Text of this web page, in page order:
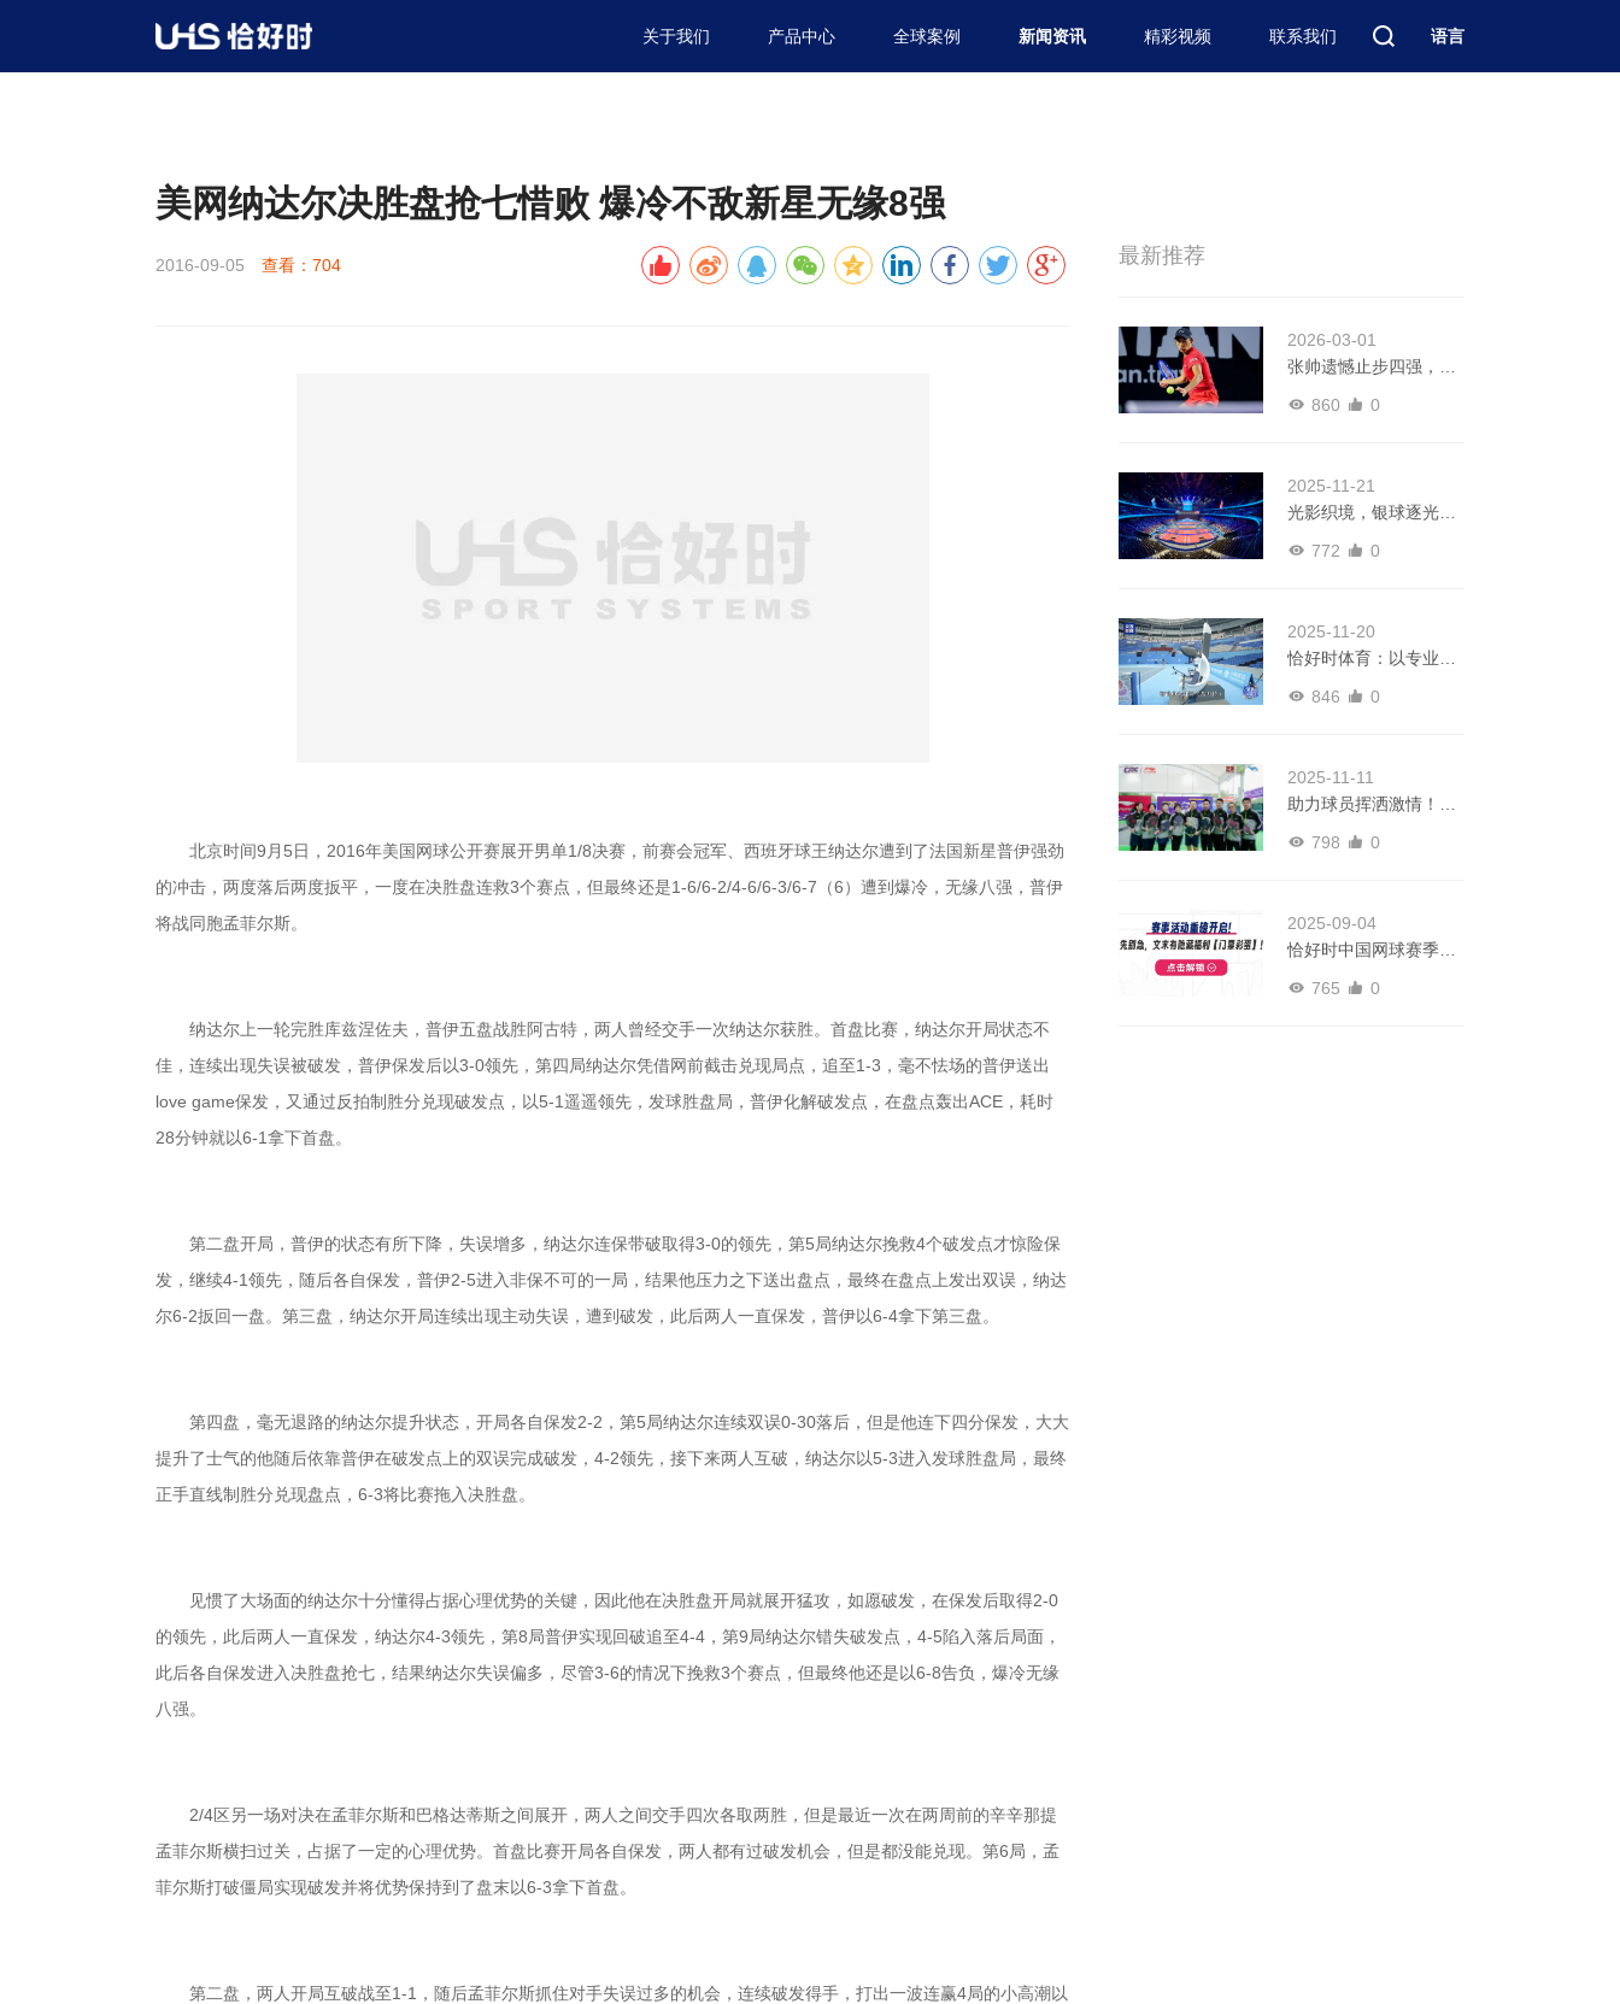
关于我们 产品中心 全球案例 新闻资讯 精彩视频 联系我们 语言
> 新闻资讯 > 赛事报道
美网纳达尔决胜盘抢七惜败 爆冷不敌新星无缘8强
2016-09-05查看：704
北京时间9月5日，2016年美国网球公开赛展开男单1/8决赛，前赛会冠军、西班牙球王纳达尔遭到了法国新星普伊强劲
的冲击，两度落后两度扳平，一度在决胜盘连救3个赛点，但最终还是1-6/6-2/4-6/6-3/6-7（6）遭到爆冷，无缘八强，普伊
将战同胞孟菲尔斯。
纳达尔上一轮完胜库兹涅佐夫，普伊五盘战胜阿古特，两人曾经交手一次纳达尔获胜。首盘比赛，纳达尔开局状态不
佳，连续出现失误被破发，普伊保发后以3-0领先，第四局纳达尔凭借网前截击兑现局点，追至1-3，毫不怯场的普伊送出
love game保发，又通过反拍制胜分兑现破发点，以5-1遥遥领先，发球胜盘局，普伊化解破发点，在盘点轰出ACE，耗时
28分钟就以6-1拿下首盘。
第二盘开局，普伊的状态有所下降，失误增多，纳达尔连保带破取得3-0的领先，第5局纳达尔挽救4个破发点才惊险保
发，继续4-1领先，随后各自保发，普伊2-5进入非保不可的一局，结果他压力之下送出盘点，最终在盘点上发出双误，纳达
尔6-2扳回一盘。第三盘，纳达尔开局连续出现主动失误，遭到破发，此后两人一直保发，普伊以6-4拿下第三盘。
第四盘，毫无退路的纳达尔提升状态，开局各自保发2-2，第5局纳达尔连续双误0-30落后，但是他连下四分保发，大大
提升了士气的他随后依靠普伊在破发点上的双误完成破发，4-2领先，接下来两人互破，纳达尔以5-3进入发球胜盘局，最终
正手直线制胜分兑现盘点，6-3将比赛拖入决胜盘。
见惯了大场面的纳达尔十分懂得占据心理优势的关键，因此他在决胜盘开局就展开猛攻，如愿破发，在保发后取得2-0
的领先，此后两人一直保发，纳达尔4-3领先，第8局普伊实现回破追至4-4，第9局纳达尔错失破发点，4-5陷入落后局面，
此后各自保发进入决胜盘抢七，结果纳达尔失误偏多，尽管3-6的情况下挽救3个赛点，但最终他还是以6-8告负，爆冷无缘
八强。
2/4区另一场对决在孟菲尔斯和巴格达蒂斯之间展开，两人之间交手四次各取两胜，但是最近一次在两周前的辛辛那提
孟菲尔斯横扫过关，占据了一定的心理优势。首盘比赛开局各自保发，两人都有过破发机会，但是都没能兑现。第6局，孟
菲尔斯打破僵局实现破发并将优势保持到了盘末以6-3拿下首盘。
第二盘，两人开局互破战至1-1，随后孟菲尔斯抓住对手失误过多的机会，连续破发得手，打出一波连赢4局的小高潮以
最新推荐
2026-03-01
张帅遗憾止步四强，全
860 0
2025-11-21
光影织境，银球逐光
772 0
2025-11-20
恰好时体育：以专业网
846 0
2025-11-11
助力球员挥洒激情！恰
798 0
2025-09-04
恰好时中国网球赛季活
765 0